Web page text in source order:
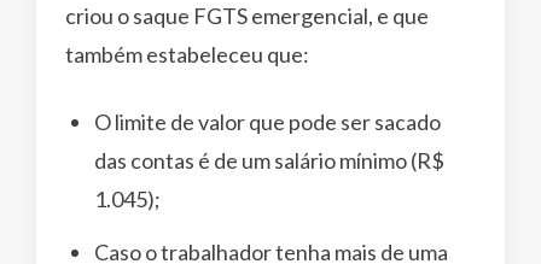
criou o saque FGTS emergencial, e que
também estabeleceu que:
O limite de valor que pode ser sacado
das contas é de um salário mínimo (R$
1.045);
Caso o trabalhador tenha mais de uma